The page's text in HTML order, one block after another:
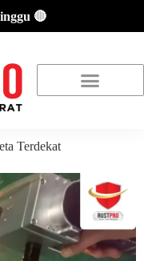
🔴
Terdekat